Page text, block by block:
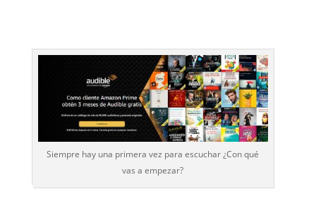
Siempre hay una primera vez para escuchar ¿Con qué
vas a empezar?